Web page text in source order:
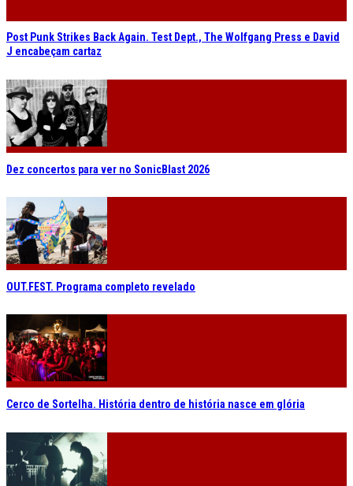
Post Punk Strikes Back Again. Test Dept., The Wolfgang Press e David
J encabeçam cartaz
Dez concertos para ver no SonicBlast 2026
OUT.FEST. Programa completo revelado
Cerco de Sortelha. História dentro de história nasce em glória